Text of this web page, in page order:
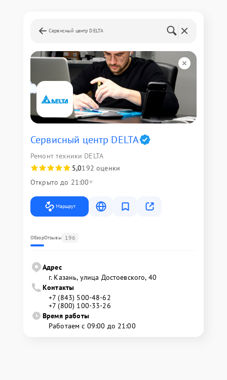
Сервисный центр DELTA
Сервисный центр DELTA
Ремонт техники DELTA
5,0192 оценки
Открыто до 21:00
Маршрут
ОбзорОтзывы 196
Адрес
г. Казань, улица Достоевского, 40
Контакты
+7 (843) 500-48-62
+7 (800) 100-33-26
Время работы
Работаем с 09:00 до 21:00